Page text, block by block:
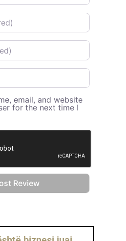
email, and website
for the next time I